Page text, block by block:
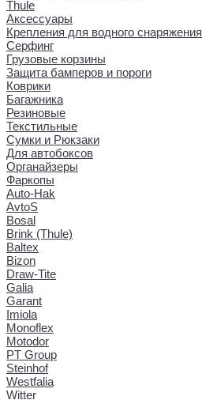
Thule
Аксессуары
Крепления для водного снаряжения
Серфинг
Грузовые корзины
Защита бамперов и пороги
Коврики
Багажника
Резиновые
Текстильные
Сумки и Рюкзаки
Для автобоксов
Органайзеры
Фаркопы
Auto-Hak
AvtoS
Bosal
Brink (Thule)
Baltex
Bizon
Draw-Tite
Galia
Garant
Imiola
Monoflex
Motodor
PT Group
Steinhof
Westfalia
Witter